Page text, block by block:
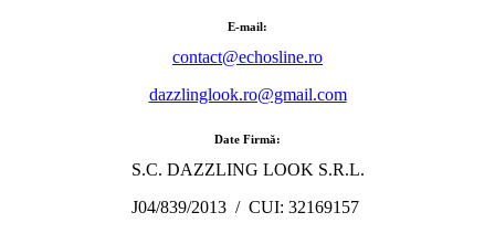
E-mail:
contact@echosline.ro
dazzlinglook.ro@gmail.com
Date Firmă:
S.C. DAZZLING LOOK S.R.L.
J04/839/2013 / CUI: 32169157